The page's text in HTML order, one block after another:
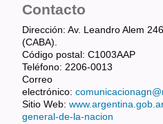
Contacto
Dirección: Av. Leandro Alem
(CABA).
Código postal: C1003AAP
Teléfono: 2206-0013
Correo
electrónico:
Sitio Web:
general-de-la-nacion